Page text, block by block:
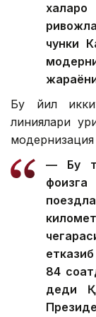
чунки
Бу йил
линиялари
— Бу
84
деди